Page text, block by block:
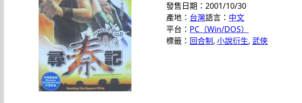
發售日期：2001/10/30
產地： 台灣語言： 中文
平台： PC（Win/DOS）
標籤： 回合制, 小說衍生, 武俠